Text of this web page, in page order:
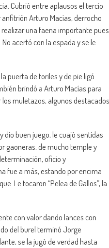
Cubrió entre aplausos el tercio
Arturo Macías, derrocho
una faena importante pues
acertó con la espada y se le
puerta de toriles y de pie ligó
brindó a Arturo Macías para
muletazos, algunos destacados
dio buen juego, le cuajó sentidas
gaoneras, de mucho temple y
oficio y
fue a más, estando por encima
Le tocaron “Pelea de Gallos”, la
con valor dando lances con
del burel terminó Jorge
se la jugó de verdad hasta